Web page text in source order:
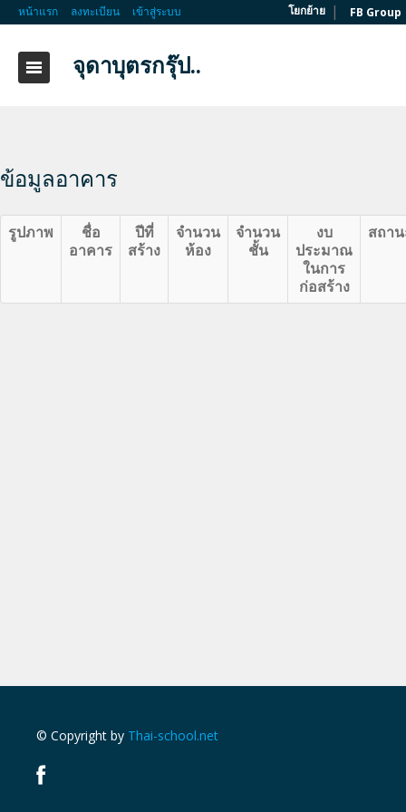
หน้าแรก ลงทะเบียน เข้าสู่ระบบ โยกย้าย | FB Group
จุดาบุตรกรุ๊ป..
ข้อมูลอาคาร
รูปภาพ
ชื่อ
อาคาร
ปีที่
สร้าง
จำนวน
ห้อง
จำนวน
ชั้น
งบ
ประมาณ
ในการ
ก่อสร้าง
สถา
© Copyright by Thai-school.net